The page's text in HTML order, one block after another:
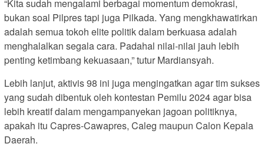
“Kita sudah mengalami berbagai momentum demokrasi,
bukan soal Pilpres tapi juga Pilkada. Yang mengkhawatirkan
adalah semua tokoh elite politik dalam berkuasa adalah
menghalalkan segala cara. Padahal nilai-nilai jauh lebih
penting ketimbang kekuasaan,” tutur Mardiansyah.
Lebih lanjut, aktivis 98 ini juga mengingatkan agar tim sukses
yang sudah dibentuk oleh kontestan Pemilu 2024 agar bisa
lebih kreatif dalam mengampanyekan jagoan politiknya,
apakah itu Capres-Cawapres, Caleg maupun Calon Kepala
Daerah.